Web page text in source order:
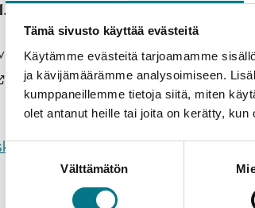
Tämä sivusto käyttää evästeitä
Käytämme evästeitä tarjoamamme
ja kävijämäärämme analysoimiseen.
kumppaneillemme tietoja siitä, miten
olet antanut heille tai joita on kerätty,
Suostumuksen
Välttämätön
– 15.8.2024.
opiskelijat ilmoittavat
. Mikäli opiskelija haluaa ilmoittautua
työpöydälle